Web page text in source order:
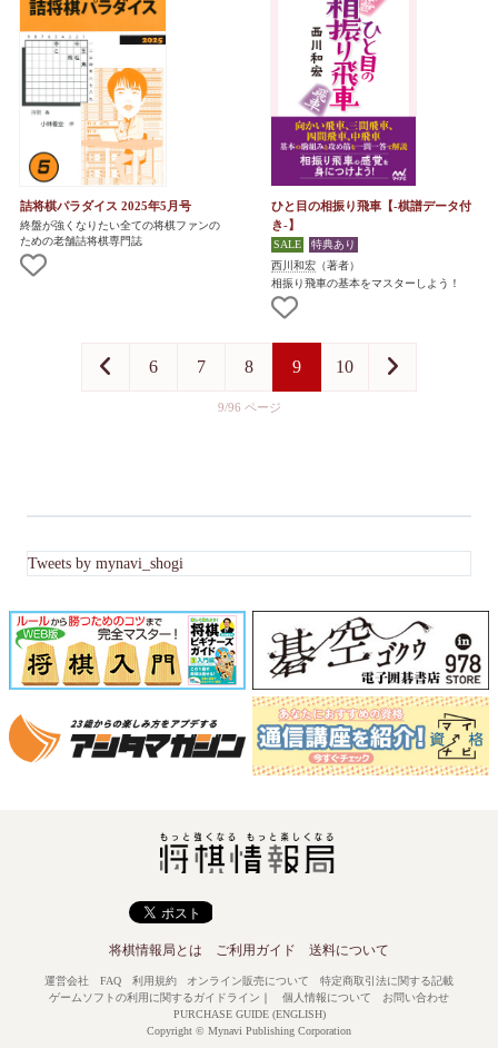
詰将棋パラダイス 2025年5月号
終盤が強くなりたい全ての将棋ファンの
ための老舗詰将棋専門誌
ひと目の相振り飛車【-棋譜データ付
き-】
西川和宏 （著者）
相振り飛車の基本をマスターしよう！
9/96
6 7 8 9 10
Tweets by mynavi_shogi
将棋情報局とは ご利用ガイド 送料について
運営会社 FAQ 利用規約 オンライン販売について
特定商取引法に関する記載
ゲームソフトの利用に関するガイドライン
個人情報について
お問い合わせ
PURCHASE GUIDE (ENGLISH)
Copyright © Mynavi Publishing Corporation